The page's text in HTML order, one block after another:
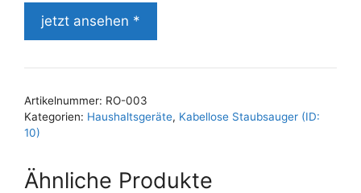
jetzt ansehen *
Artikelnummer: RO-003
Kategorien: Haushaltsgeräte, Kabellose Staubsauger (ID:
10)
Ähnliche Produkte